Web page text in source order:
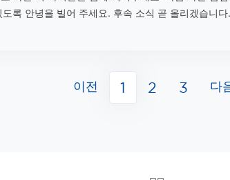
록 안녕을 빌어 주세요. 후속 소식 곧 올리겠습니다.
이전 1 2 3 다